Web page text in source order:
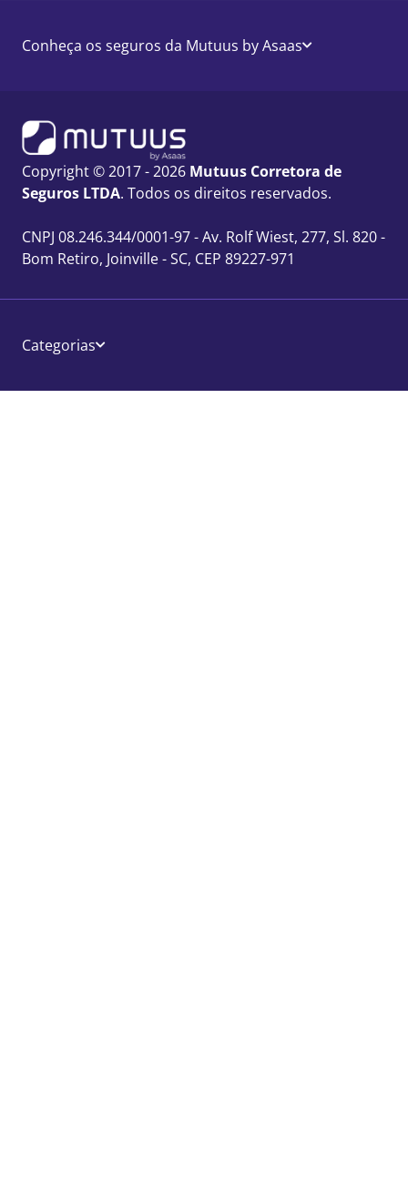
Conheça os seguros da Mutuus by Asaas
Copyright © 2017 - 2026 Mutuus Corretora de
Seguros LTDA. Todos os direitos reservados.
CNPJ 08.246.344/0001-97 - Av. Rolf Wiest, 277, Sl. 820 -
Bom Retiro, Joinville - SC, CEP 89227-971
Categorias